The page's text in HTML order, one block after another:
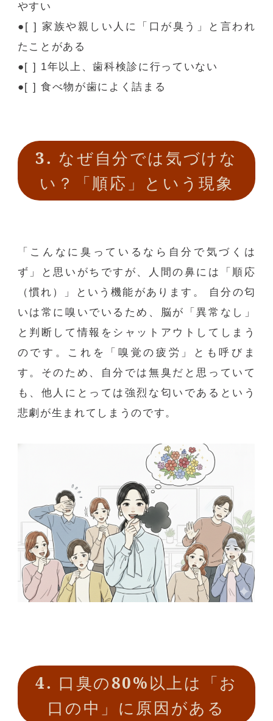
やすい
● [ ] 家族や親しい人に「口が臭う」と言われ
たことがある
● [ ] 1年以上、歯科検診に行っていない
● [ ] 食べ物が歯によく詰まる
3. なぜ自分では気づけな
い？「順応」という現象
「こんなに臭っているなら自分で気づくは
ず」と思いがちですが、人間の鼻には「順応
（慣れ）」という機能があります。 自分の匂
いは常に嗅いでいるため、脳が「異常なし」
と判断して情報をシャットアウトしてしまう
のです。これを「嗅覚の疲労」とも呼びま
す。そのため、自分では無臭だと思っていて
も、他人にとっては強烈な匂いであるという
悲劇が生まれてしまうのです。
4. 口臭の80%以上は「お
口の中」に原因がある